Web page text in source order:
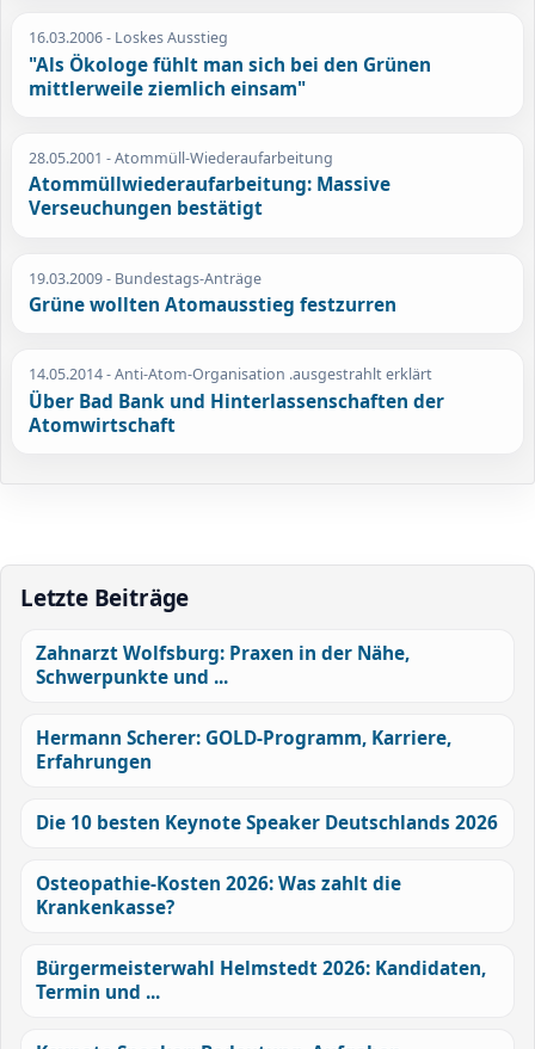
16.03.2006- Loskes Ausstieg
"Als Ökologe fühlt man sich bei den Grünen
mittlerweile ziemlich einsam"
28.05.2001 - Atommüll-Wiederaufarbeitung
Atommüllwiederaufarbeitung: Massive
Verseuchungen bestätigt
19.03.2009- Bundestags-Anträge
Grüne wollten Atomausstieg festzurren
14.05.2014- Anti-Atom-Organisation .ausgestrahlt erklärt
Über Bad Bank und Hinterlassenschaften der
Atomwirtschaft
Letzte Beiträge
Zahnarzt Wolfsburg: Praxen in der Nähe,
Schwerpunkte und ...
Hermann Scherer: GOLD-Programm, Karriere,
Erfahrungen
Die 10 besten Keynote Speaker Deutschlands 2026
Osteopathie-Kosten 2026: Was zahlt die
Krankenkasse?
Bürgermeisterwahl Helmstedt 2026: Kandidaten,
Termin und ...